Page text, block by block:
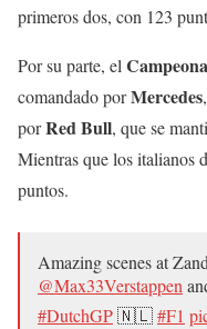
primeros dos, con 123
Por su parte, el
comandado porMercedes
porRedBull, que se
Mientras que los italianos
puntos.
Amazing scenes at
@Max33Verstappen
#DutchGP🇳🇱#F1